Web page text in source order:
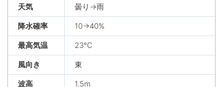
天気 曇り→雨
降水確率 10→40%
最高気温 23℃
風向き 東
波高 1.5m